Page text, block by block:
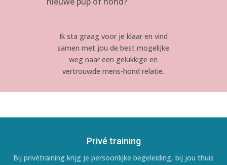
Ik sta graag voor je klaar en vind
samen met jou de best mogelijke
weg naar een gelukkige en
vertrouwde mens-hond relatie.
Privé training
Bij privétraining krijg je persoonlijke begeleiding, bij jou thuis